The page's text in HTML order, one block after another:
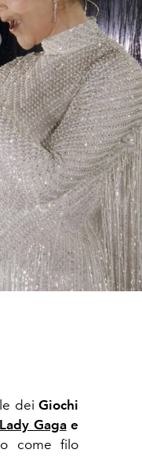
dei Giochi
Lady Gagae
come filo